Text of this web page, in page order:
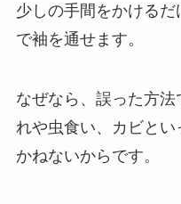
少しの手間をかける
で袖を通せます。
なぜなら、誤った方
れや虫食い、カビとい
かねないからです。